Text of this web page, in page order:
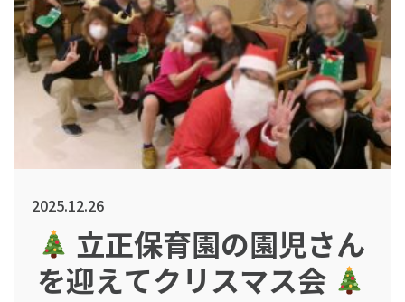
2025.12.26
立正保育園の園児さん
を迎えてクリスマス会